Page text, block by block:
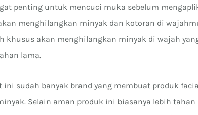
penting untuk mencuci muka sebelum
menghilangkan minyak dan kotoran di
khusus akan menghilangkan minyak di wajah
lama.
ini sudah banyak brand yang membuat produk
Selain aman produk ini biasanya lebih